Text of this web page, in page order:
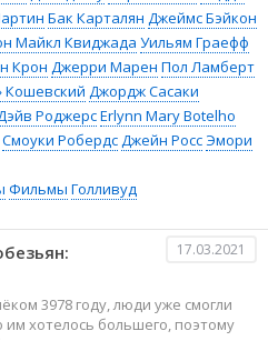
Бак Карталян Джеймс Бэйкон
Майкл Квиджада Уильям Граефф
Крон Джерри Марен Пол Ламберт
Кошевский Джордж Сасаки
РоджерсErlynn Mary Botelho
Смоуки РобердсДжейн РоссЭмори
Фильмы Голливуд
17.03.2021
3978 году, люди уже смогли
хотелось большего, поэтому